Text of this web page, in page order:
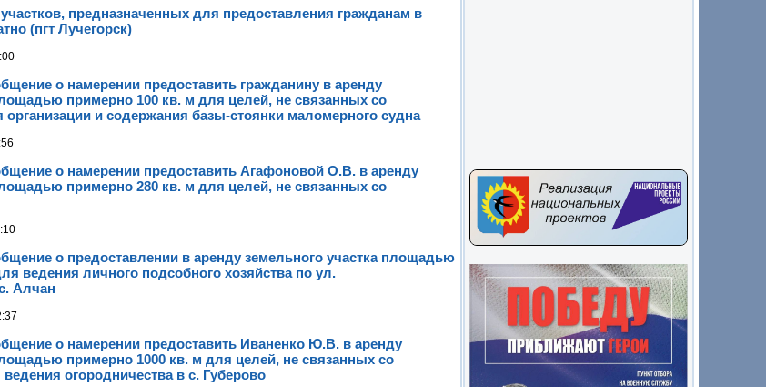
предназначенных для предоставления гражданам в
(пгт Лучегорск)
о намерении предоставить гражданину в аренду
примерно 100 кв. м для целей, не связанных со
организации и содержания базы-стоянки маломерного судна
о намерении предоставить Агафоновой О.В. в аренду
примерно 280 кв. м для целей, не связанных со
о предоставлении в аренду земельного участка площадью
ведения личного подсобного хозяйства по ул.
Алчан
о намерении предоставить Иваненко Ю.В. в аренду
примерно 1000 кв. м для целей, не связанных со
огородничества в с. Губерово